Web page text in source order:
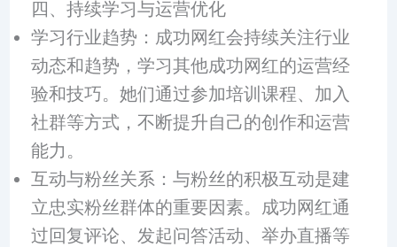
四、持续学习与运营优化
学习行业趋势：成功网红会持续关注行业
动态和趋势，学习其他成功网红的运营经
验和技巧。她们通过参加培训课程、加入
社群等方式，不断提升自己的创作和运营
能力。
互动与粉丝关系：与粉丝的积极互动是建
立忠实粉丝群体的重要因素。成功网红通
过回复评论、发起问答活动、举办直播等